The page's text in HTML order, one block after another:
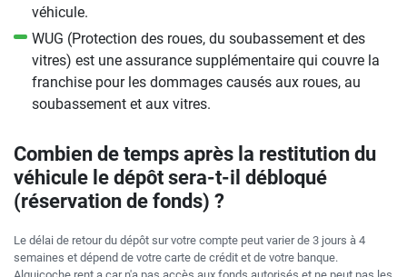
véhicule.
WUG (Protection des roues, du soubassement et des
vitres) est une assurance supplémentaire qui couvre la
franchise pour les dommages causés aux roues, au
soubassement et aux vitres.
Combien de temps après la restitution du
véhicule le dépôt sera-t-il débloqué
(réservation de fonds) ?
Le délai de retour du dépôt sur votre compte peut varier de 3 jours à 4
semaines et dépend de votre carte de crédit et de votre banque.